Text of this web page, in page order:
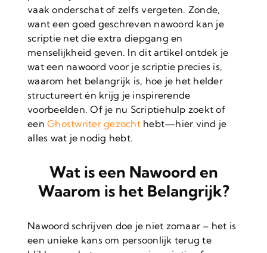
vaak onderschat of zelfs vergeten. Zonde,
want een goed geschreven nawoord kan je
scriptie net die extra diepgang en
menselijkheid geven. In dit artikel ontdek je
wat een nawoord voor je scriptie precies is,
waarom het belangrijk is, hoe je het helder
structureert én krijg je inspirerende
voorbeelden. Of je nu Scriptiehulp zoekt of
eenGhostwriter gezochthebt—hier vind je
alles wat je nodig hebt.
Wat is een Nawoord en
Waarom is het Belangrijk?
Nawoord schrijven doe je niet zomaar – het is
een unieke kans om persoonlijk terug te